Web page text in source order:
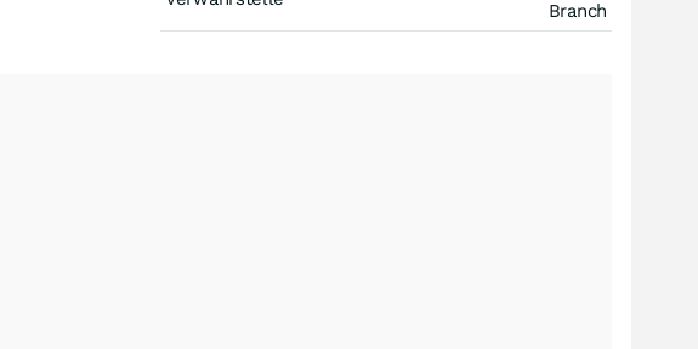
Branch